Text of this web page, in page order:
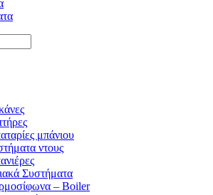
μπάνιου
ντους
Συστήματα
– Boiler